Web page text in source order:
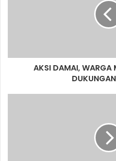
AKSI DAMAI, WARGA